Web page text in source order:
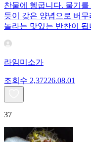
찬물에 헹굽니다. 물기
듯이 갖은 양념으로 버
놀라는 맛있는 반찬이 됩
라임미소가
조회수 2,37226.08.01
37